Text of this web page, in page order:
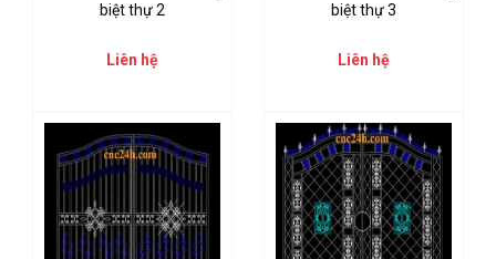
biệt thự 2
Liên hệ
biệt thự 3
Liên hệ